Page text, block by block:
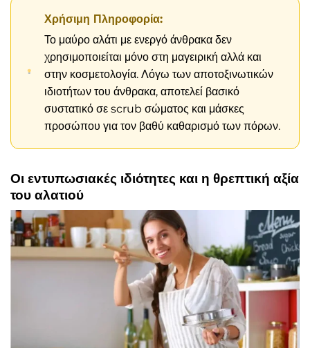
Χρήσιμη Πληροφορία:
Το μαύρο αλάτι με ενεργό άνθρακα δεν
χρησιμοποιείται μόνο στη μαγειρική αλλά και
στην κοσμετολογία. Λόγω των αποτοξινωτικών
ιδιοτήτων του άνθρακα, αποτελεί βασικό
συστατικό σε scrub σώματος και μάσκες
προσώπου για τον βαθύ καθαρισμό των πόρων.
Οι εντυπωσιακές ιδιότητες και η θρεπτική αξία
του αλατιού